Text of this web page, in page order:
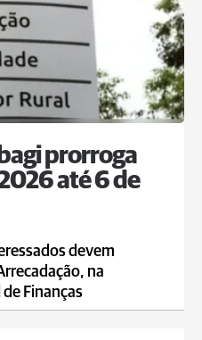
prorroga
até 6 de
devem
na
Finanças